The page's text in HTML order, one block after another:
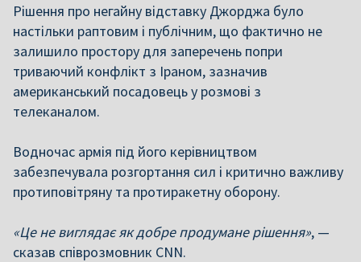
Рішення про негайну відставку Джорджа було
настільки раптовим і публічним, що фактично не
залишило простору для заперечень попри
триваючий конфлікт з Іраном, зазначив
американський посадовець у розмові з
телеканалом.
Водночас армія під його керівництвом
забезпечувала розгортання сил і критично важливу
протиповітряну та протиракетну оборону.
«Це не виглядає як добре продумане рішення», —
сказав співрозмовник CNN.